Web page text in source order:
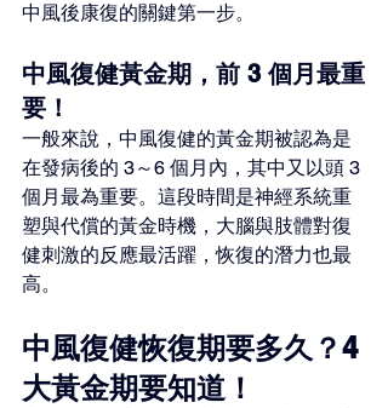
中風後康復的關鍵第一步。
中風復健黃金期，前 3 個月最重
要！
一般來說，中風復健的黃金期被認為是
在發病後的 3～6 個月內，其中又以頭 3
個月最為重要。這段時間是神經系統重
塑與代償的黃金時機，大腦與肢體對復
健刺激的反應最活躍，恢復的潛力也最
高。
中風復健恢復期要多久？4
大黃金期要知道！